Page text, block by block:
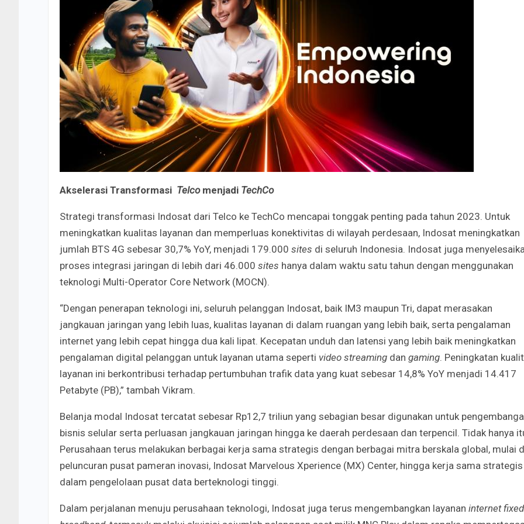
Akselerasi Transformasi Telcomenjadi TechCo
Strategi transformasi Indosat dari Telco ke TechCo mencapai tonggak penting pada tahun 2023. Untuk
meningkatkan kualitas layanan dan memperluas konektivitas di wilayah perdesaan, Indosat meningkatkan
jumlah BTS 4G sebesar 30,7% YoY, menjadi 179.000 sites di seluruh Indonesia. Indosat juga
proses integrasi jaringan di lebih dari 46.000 sites hanya dalam waktu satu tahun dengan menggunakan
teknologi Multi-Operator Core Network (MOCN).
“Dengan penerapan teknologi ini, seluruh pelanggan Indosat, baik IM3 maupun Tri, dapat merasakan
jangkauan jaringan yang lebih luas, kualitas layanan di dalam ruangan yang lebih baik, serta pengalaman
internet yang lebih cepat hingga dua kali lipat. Kecepatan unduh dan latensi yang lebih baik meningkatkan
pengalaman digital pelanggan untuk layanan utama seperti video streaming dan gaming. Peningkatan
layanan ini berkontribusi terhadap pertumbuhan trafik data yang kuat sebesar 14,8% YoY menjadi 14.417
Petabyte (PB),” tambah Vikram.
Belanja modal Indosat tercatat sebesar Rp12,7 triliun yang sebagian besar digunakan untuk
bisnis selular serta perluasan jangkauan jaringan hingga ke daerah perdesaan dan terpencil. Tidak hanya
Perusahaan terus melakukan berbagai kerja sama strategis dengan berbagai mitra berskala global, mulai
peluncuran pusat pameran inovasi, Indosat Marvelous Xperience (MX) Center, hingga kerja sama strategis
dalam pengelolaan pusat data berteknologi tinggi.
Dalam perjalanan menuju perusahaan teknologi, Indosat juga terus mengembangkan layanan internet fixed